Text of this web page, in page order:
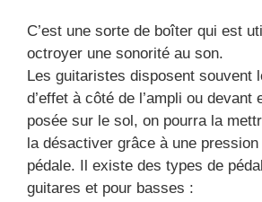
C’est une sorte de boîter qui est
octroyer une sonorité au son.
Les guitaristes disposent souvent
d’effet à côté de l’ampli ou devant
posée sur le sol, on pourra la
la désactiver grâce à une
pédale. Il existe des types de
guitares et pour basses :